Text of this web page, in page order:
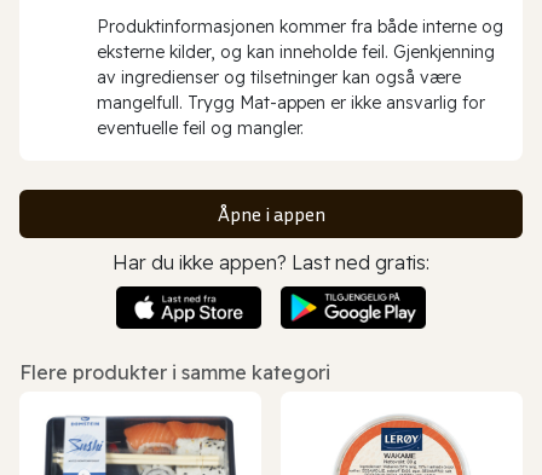
Produktinformasjonen kommer fra både interne og
eksterne kilder, og kan inneholde feil. Gjenkjenning
av ingredienser og tilsetninger kan også være
mangelfull. Trygg Mat-appen er ikke ansvarlig for
eventuelle feil og mangler.
Åpne i appen
Har du ikke appen? Last ned gratis:
Flere produkter i samme kategori